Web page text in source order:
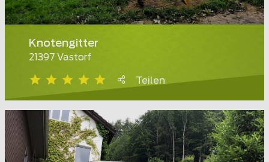
Knotengitter
21397 Vastorf
Teilen